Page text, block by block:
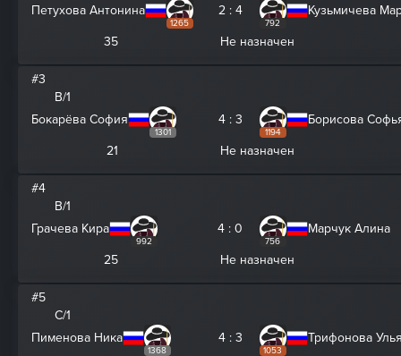
Петухова Антонина
1265
2 : 4
792
Кузьмичева
35 Не назначен
#3
B/1
Бокарёва София
1301
4 : 3
1194
Борисова
21 Не назначен
#4
B/1
Грачева Кира
992
4 : 0
756
Марчук Алина
25 Не назначен
#5
C/1
Пименова Ника
1368
4 : 3
1053
Трифонова